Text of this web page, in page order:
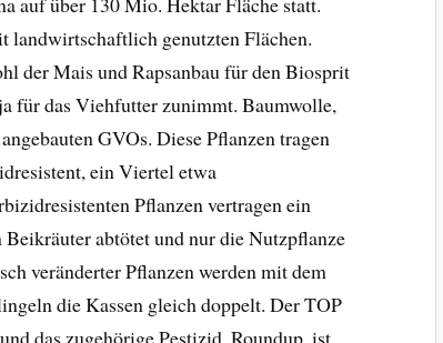
landwirtschaftlich genutzten Flächen.
der Mais und Rapsanbau für den Biosprit
für das Viehfutter zunimmt. Baumwolle,
GVOs. Diese Pflanzen tragen
ein Viertel etwa
Pflanzen vertragen ein
abtötet und nur die Nutzpflanze
veränderter Pflanzen werden mit dem
die Kassen gleich doppelt. Der TOP
das zugehörige Pestizid, Roundup, ist